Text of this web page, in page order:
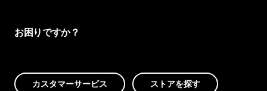
お困りですか？
カスタマーサービス ストアを探す